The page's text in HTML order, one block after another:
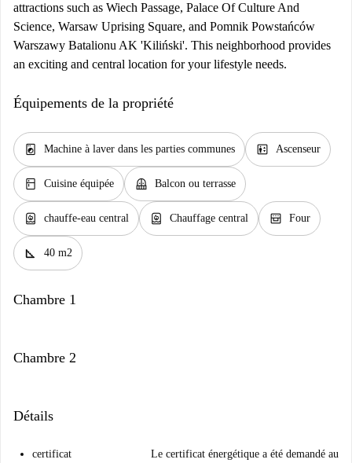
attractions such as Wiech Passage, Palace Of Culture And
Science, Warsaw Uprising Square, and Pomnik Powstańców
Warszawy Batalionu AK 'Kiliński'. This neighborhood provides
an exciting and central location for your lifestyle needs.
Équipements de la propriété
local_laundry_service Machine à laver dans les parties communes elevator Ascenseur
kitchen Cuisine équipée balcony Balcon ou terrasse
water_heater chauffe-eau central water_heater Chauffage central oven_gen Four
square_foot 40 m2
Chambre 1
Chambre 2
Détails
certificat Le certificat énergétique a été demandé au